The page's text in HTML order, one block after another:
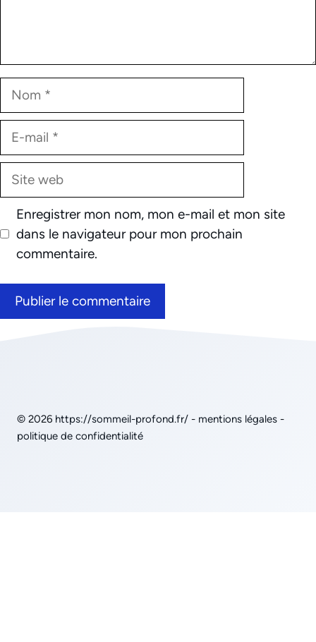
Nom
E-
Site
Enregistrer mon nom, mon e-mail et mon site
dans le navigateur pour mon prochain
commentaire.
© 2026 https://sommeil-profond.fr/ - mentions légales -
politique de confidentialité